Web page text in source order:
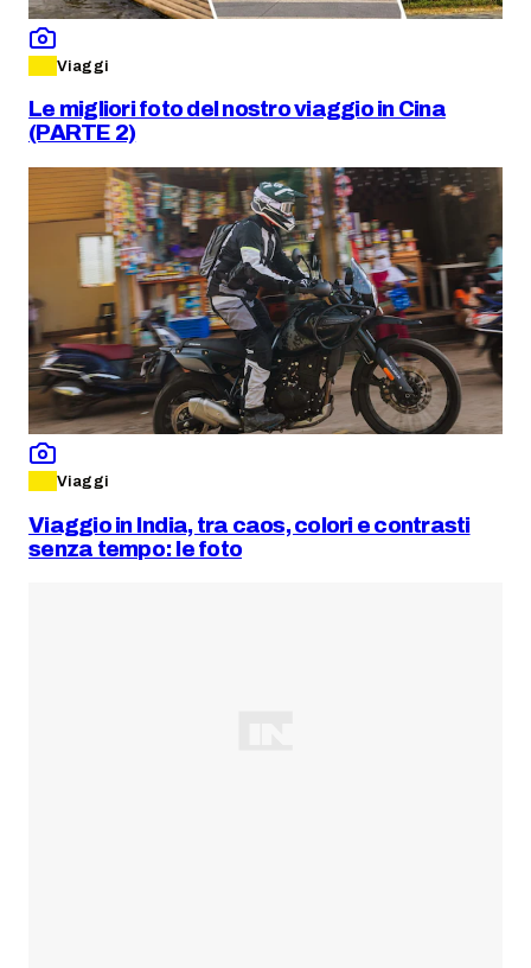
Viaggi
Le migliori foto del nostro viaggio in Cina
(PARTE 2)
Viaggi
Viaggio in India, tra caos, colori e contrasti
senza tempo: le foto